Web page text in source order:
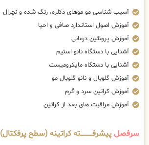
آسیب شناسی مو موهای دکلره، رنگ شده و نچرال
آموزش اصول استاندارد صافی و احیا
آموزش پروتئین درمانی
آشنایی با دستگاه نانو استیم
آشنایی با دستگاه مایکرومیست
آموزش گلوبال و نانو گلوبال مو
آموزش کراتین سرد و گرم
آموزش مراقبت های بعد از کراتین
سرفصلپیشرفــــــــــــته کراتینه (سطح پرفکتال)